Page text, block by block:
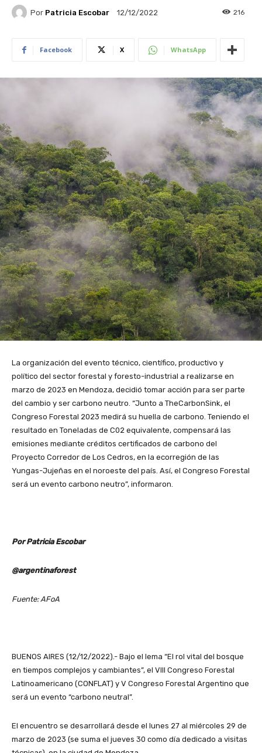
Por Patricia Escobar 12/12/2022 216
Facebook X WhatsApp
La organización del evento técnico, científico, productivo y
político del sector forestal y foresto-industrial a realizarse en
marzo de 2023 en Mendoza, decidió tomar acción para ser parte
del cambio y ser carbono neutro. “Junto a TheCarbonSink, el
Congreso Forestal 2023 medirá su huella de carbono. Teniendo el
resultado en Toneladas de C02 equivalente, compensará las
emisiones mediante créditos certificados de carbono del
Proyecto Corredor de Los Cedros, en la ecorregión de las
Yungas-Jujeñas en el noroeste del país. Así, el Congreso Forestal
será un evento carbono neutro”, informaron.
Por Patricia Escobar
@argentinaforest
Fuente: AFoA
BUENOS AIRES (12/12/2022).- Bajo el lema “El rol vital del bosque
en tiempos complejos y cambiantes”, el VIII Congreso Forestal
Latinoamericano (CONFLAT) y V Congreso Forestal Argentino que
será un evento “carbono neutral”.
El encuentro se desarrollará desde el lunes 27 al miércoles 29 de
marzo de 2023 (se suma el jueves 30 como día dedicado a visitas